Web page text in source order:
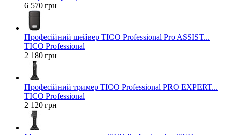
6 570 грн
Професійний шейвер TICO Professional Pro ASSIST...
TICO Professional
2 180 грн
Професійний тример TICO Professional PRO EXPERT...
TICO Professional
2 120 грн